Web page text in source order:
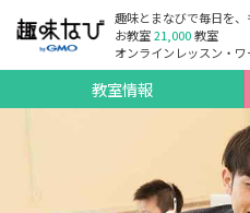
趣味とまなびで毎日を、
お教室21,000教室
オンラインレッスン・
教室情報